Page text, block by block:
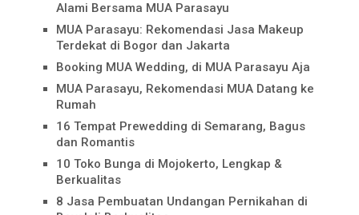
Alami Bersama MUA Parasayu
MUA Parasayu: Rekomendasi Jasa Makeup
Terdekat di Bogor dan Jakarta
Booking MUA Wedding, di MUA Parasayu Aja
MUA Parasayu, Rekomendasi MUA Datang ke
Rumah
16 Tempat Prewedding di Semarang, Bagus
dan Romantis
10 Toko Bunga di Mojokerto, Lengkap &
Berkualitas
8 Jasa Pembuatan Undangan Pernikahan di